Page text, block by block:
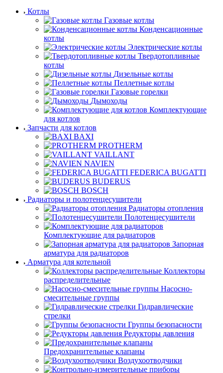
Котлы
Газовые котлы
Конденсационные
котлы
Электрические котлы
Твердотопливные
котлы
Дизельные котлы
Пеллетные котлы
Газовые горелки
Дымоходы
Комплектующие
для котлов
Запчасти для котлов
BAXI
PROTHERM
VAILLANT
NAVIEN
FEDERICA BUGATTI
BUDERUS
BOSCH
Радиаторы и полотенцесушители
Радиаторы отопления
Полотенцесушители
Комплектующие для радиаторов
Запорная
арматура для радиаторов
Арматура для котельной
Коллекторы
распределительные
Насосно-
смесительные группы
Гидравлические
стрелки
Группы безопасности
Редукторы давления
Предохранительные клапаны
Воздухоотводчики